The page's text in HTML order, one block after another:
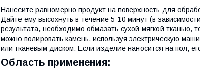
Нанесите равномерно продукт на поверхность для
Дайте ему высохнуть в течение 5-10 минут (в
результата, необходимо обмазать сухой мягкой
можно полировать камень, используя электрическую
или тканевым диском. Если изделие наносится на пол,
Область применения: